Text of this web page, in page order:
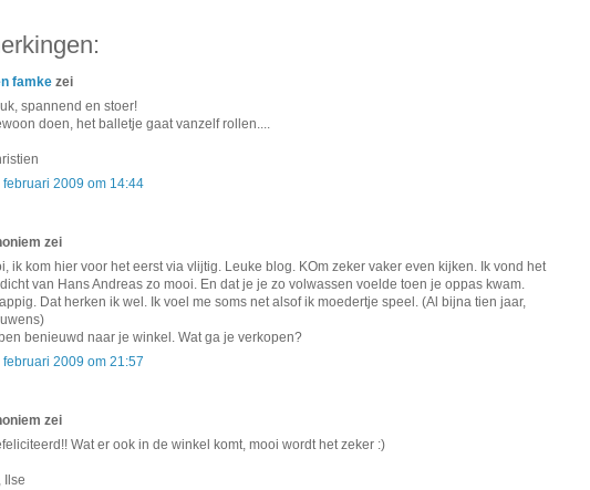
famke zei
spannend en stoer!
doen, het balletje gaat vanzelf rollen....
februari 2009 om 14:44
zei
ik kom hier voor het eerst via vlijtig. Leuke blog. KOm zeker vaker even kijken. Ik vond het
van Hans Andreas zo mooi. En dat je je zo volwassen voelde toen je oppas kwam.
Dat herken ik wel. Ik voel me soms net alsof ik moedertje speel. (Al bijna tien jaar,
ben benieuwd naar je winkel. Wat ga je verkopen?
februari 2009 om 21:57
zei
Wat er ook in de winkel komt, mooi wordt het zeker :)
Ilse